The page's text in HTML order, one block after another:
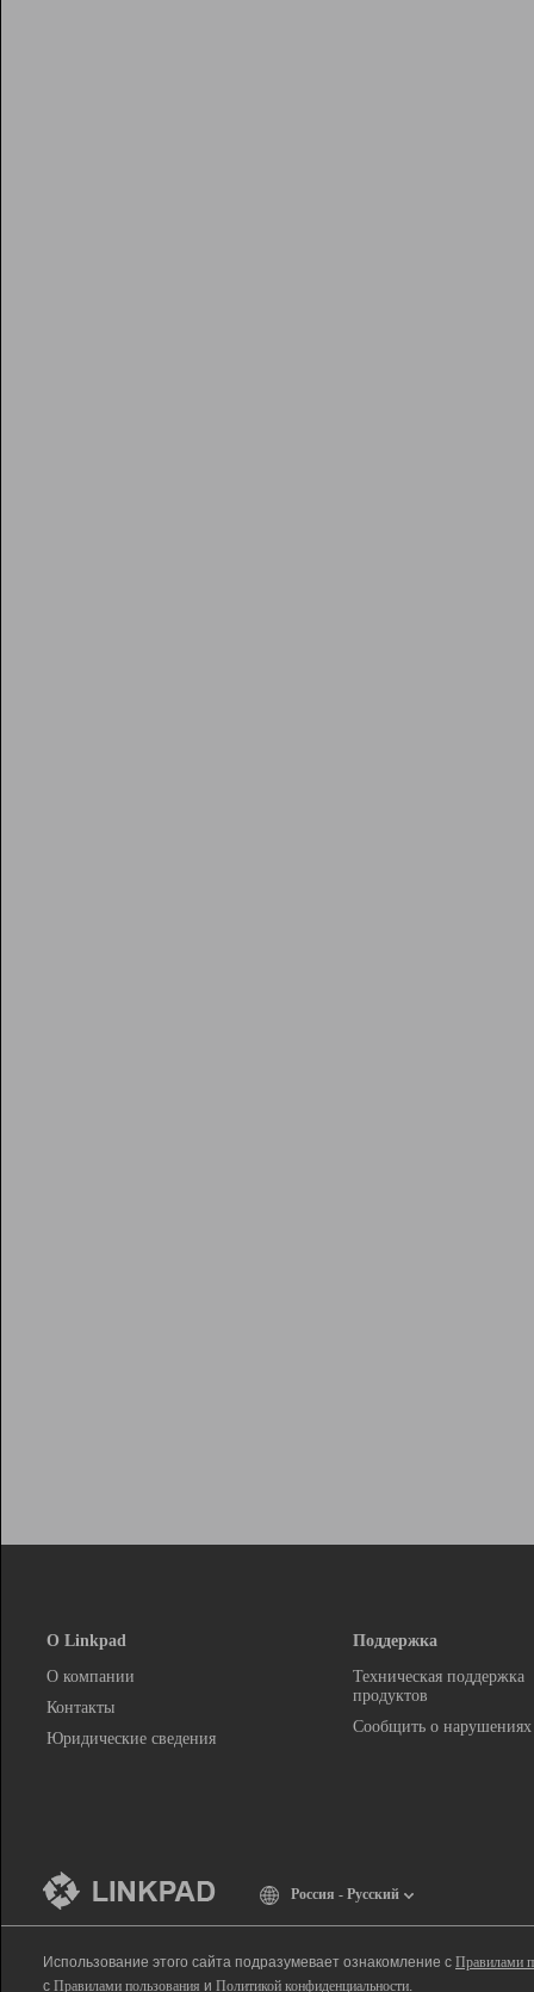
О Linkpad
О компании
Контакты
Юридические сведения
Поддержка
Техническая поддержка
продуктов
Сообщить о нарушениях
Россия - Русский
Использование этого сайта подразумевает ознакомление с Правилами
с Правилами пользования и Политикой конфиденциальности.